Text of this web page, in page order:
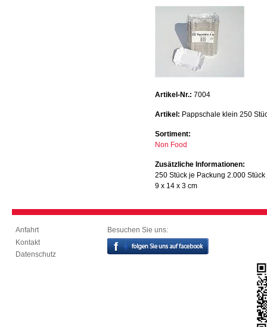
Artikel-Nr.: 7004
Artikel: Pappschale klein 250
Sortiment:
Non Food
Zusätzliche Informationen:
250 Stück je Packung 2.000
9 x 14 x 3 cm
Anfahrt
Kontakt
Datenschutz
Besuchen Sie uns: